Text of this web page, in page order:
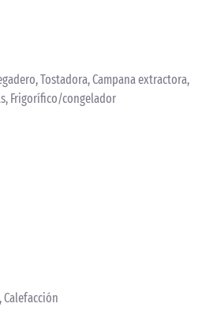
Tostadora, Campana extractora,
Frigorífico/congelador